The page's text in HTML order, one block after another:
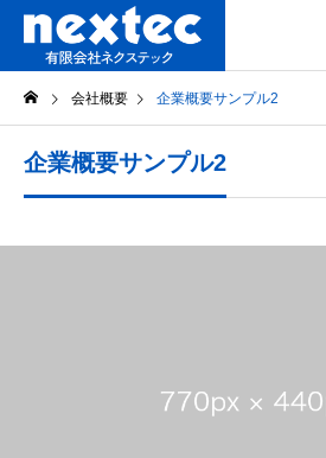
会社概要 企業概要サンプル2
企業概要サンプル2